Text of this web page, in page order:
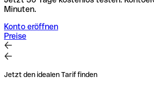
Minuten.
Konto eröffnen
Preise
Jetzt den idealen Tarif finden